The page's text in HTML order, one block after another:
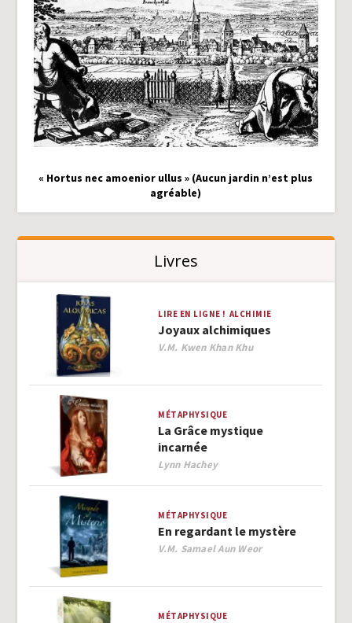
« Hortus nec amoenior ullus » (Aucun jardin n’est plus
agréable)
Livres
LIRE EN LIGNE ! ALCHIMIE
Joyaux alchimiques
Author
V.M. Kwen Khan Khu
MÉTAPHYSIQUE
La Grâce mystique
incarnée
Author
Lynn Hachey
MÉTAPHYSIQUE
En regardant le mystère
Author
V.M. Samael Aun Weor
MÉTAPHYSIQUE